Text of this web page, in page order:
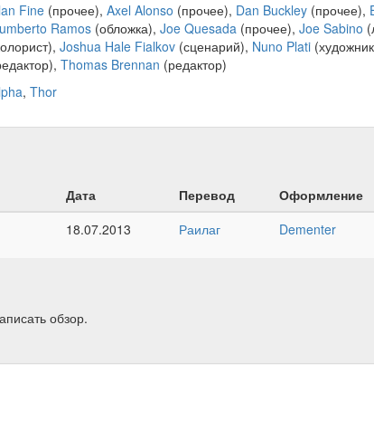
Fine(прочее), Axel Alonso (прочее), Dan Buckley(прочее),
Ramos(обложка), Joe Quesada(прочее), Joe Sabino
Joshua Hale Fialkov(сценарий), Nuno Plati
Thomas Brennan (редактор)
, Thor
Дата Перевод
Оформление
18.07.2013 Раилаг Dementer
обзор.